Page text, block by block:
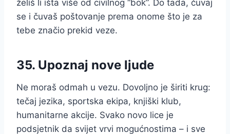
želiš li išta više od civilnog “bok”. Do tada, čuvaj
se i čuvaš poštovanje prema onome što je za
tebe značio prekid veze.
35. Upoznaj nove ljude
Ne moraš odmah u vezu. Dovoljno je širiti krug:
tečaj jezika, sportska ekipa, knjiški klub,
humanitarne akcije. Svako novo lice je
podsjetnik da svijet vrvi mogućnostima – i sve